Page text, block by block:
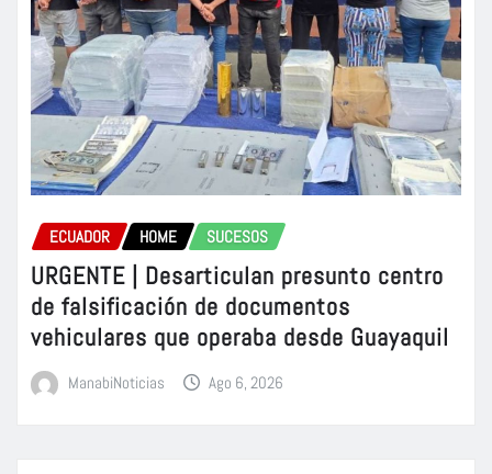
ECUADOR HOME SUCESOS
URGENTE | Desarticulan presunto centro
de falsificación de documentos
vehiculares que operaba desde Guayaquil
ManabiNoticias Ago 6, 2026